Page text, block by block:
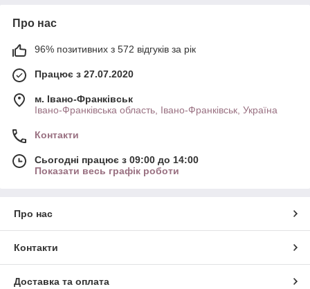
Про нас
96% позитивних з 572 відгуків за рік
Працює з 27.07.2020
м. Івано-Франківськ
Івано-Франківська область, Івано-Франківськ, Україна
Контакти
Сьогодні працює з 09:00 до 14:00
Показати весь графік роботи
Про нас
Контакти
Доставка та оплата